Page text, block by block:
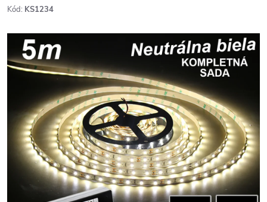
Kód: KS1234